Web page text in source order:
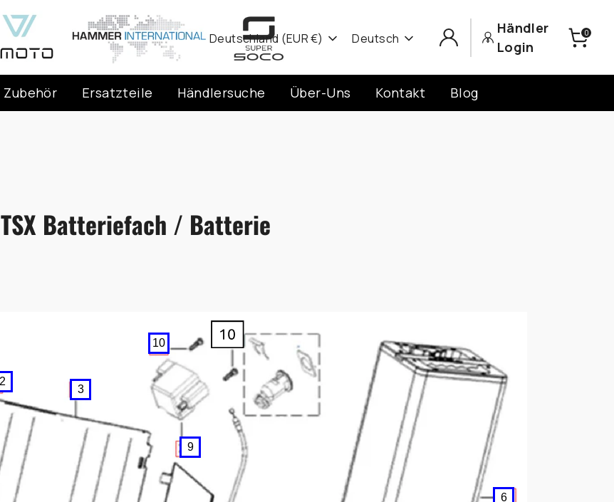
Währung
Deutschland (EUR €) Sprache
Deutsch
Händler
Login
0
Zubehör Ersatzteile Händlersuche Über-Uns Kontakt Blog
TSX Batteriefach / Batterie